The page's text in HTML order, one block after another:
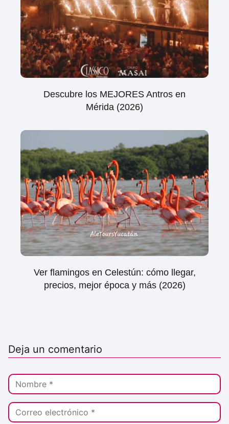
Descubre los MEJORES Antros en
Mérida (2026)
Ver flamingos en Celestún: cómo llegar,
precios, mejor época y más (2026)
Deja un comentario